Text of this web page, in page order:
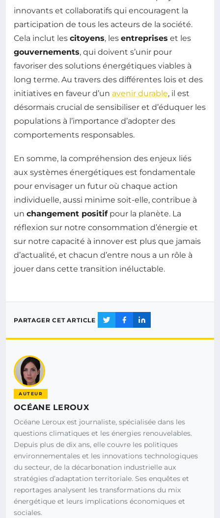
innovants et collaboratifs qui encouragent la
participation de tous les acteurs de la société.
Cela inclut les citoyens, les entreprises et les
gouvernements, qui doivent s’unir pour
favoriser des solutions énergétiques viables à
long terme. Au travers des différentes lois et des
initiatives en faveur d’un avenir durable, il est
désormais crucial de sensibiliser et d’éduquer les
populations à l’importance d’adopter des
comportements responsables.
En somme, la compréhension des enjeux liés
aux systèmes énergétiques est fondamentale
pour envisager un futur où chaque action
individuelle, aussi minime soit-elle, contribue à
un changement positifpour la planète. La
réflexion sur notre consommation d’énergie et
sur notre capacité à innover est plus que jamais
d’actualité, et chacun d’entre nous a un rôle à
jouer dans cette transition inéluctable.
PARTAGER CET ARTICLE
AUTEUR
OCÉANE LEROUX
Océane Leroux est journaliste, spécialisée dans les
questions climatiques et les énergies renouvelables.
Depuis plus de dix ans, elle couvre les politiques
environnementales et les innovations technologiques
du secteur, de la décarbonation industrielle aux
stratégies d’adaptation territoriale. Ses enquêtes et
reportages analysent les transformations du mix
énergétique et leurs implications économiques et
sociales.